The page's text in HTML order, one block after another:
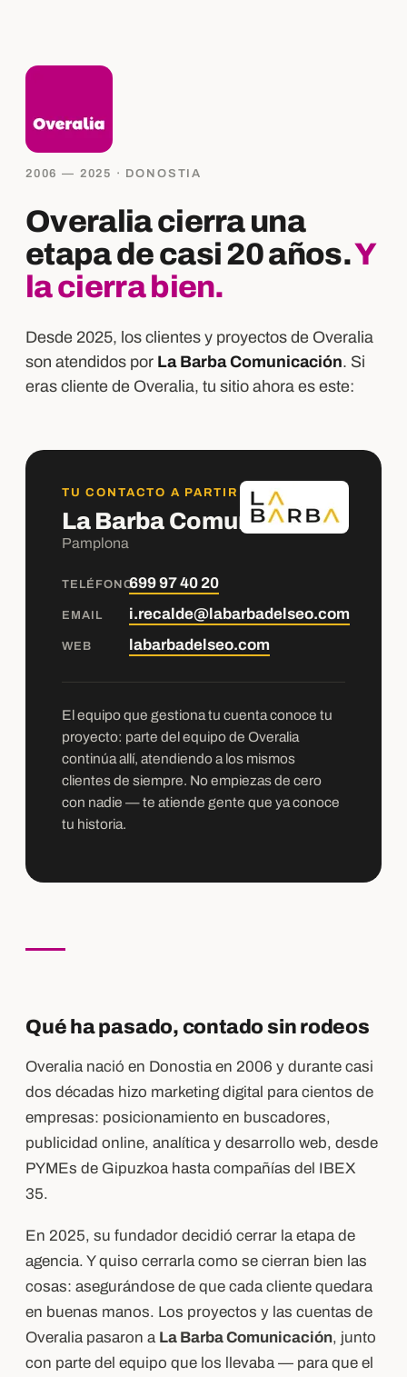
2006 — 2025 · DONOSTIA
Overalia cierra una
etapa de casi 20 años.Y
la cierra bien.
Desde 2025, los clientes y proyectos de Overalia
son atendidos por La Barba Comunicación. Si
eras cliente de Overalia, tu sitio ahora es este:
TU CONTACTO A PARTIR DE AHORA
La Barba Comunicación
Pamplona
TELÉFONO699 97 40 20
EMAIL i.recalde@labarbadelseo.com
WEB labarbadelseo.com
El equipo que gestiona tu cuenta conoce tu
proyecto: parte del equipo de Overalia
continúa allí, atendiendo a los mismos
clientes de siempre. No empiezas de cero
con nadie — te atiende gente que ya conoce
tu historia.
Qué ha pasado, contado sin rodeos
Overalia nació en Donostia en 2006 y durante casi
dos décadas hizo marketing digital para cientos de
empresas: posicionamiento en buscadores,
publicidad online, analítica y desarrollo web, desde
PYMEs de Gipuzkoa hasta compañías del IBEX
35.
En 2025, su fundador decidió cerrar la etapa de
agencia. Y quiso cerrarla como se cierran bien las
cosas: asegurándose de que cada cliente quedara
en buenas manos. Los proyectos y las cuentas de
Overalia pasaron a La Barba Comunicación, junto
con parte del equipo que los llevaba — para que el